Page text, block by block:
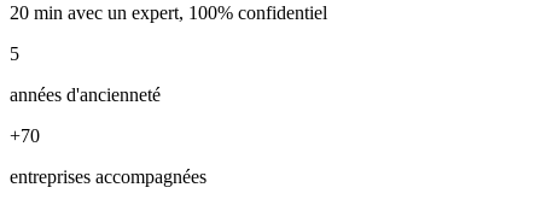
20 min avec un expert, 100% confidentiel
5
années d'ancienneté
+70
entreprises accompagnées